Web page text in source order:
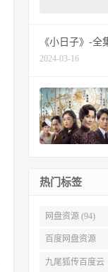
《小日子》-全
2024-03-16
热门标签
网盘资源 (94)
百度网盘资源
(11)
九尾狐传百度云